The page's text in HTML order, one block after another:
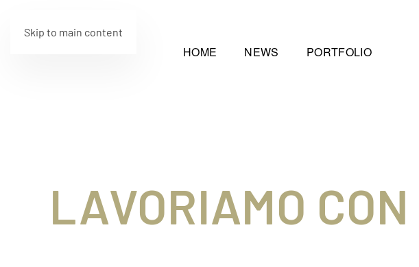
Skip to main content
HOME NEWS PORTFOLIO
LAVORIAMO CON